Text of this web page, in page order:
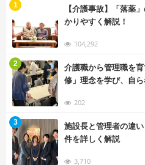
【介護事故】「落薬
かりやすく解説！
104,292
1
介護職から管理職を
修」理念を学び、自
202
2
施設長と管理者の違
件を詳しく解説
3,710
3